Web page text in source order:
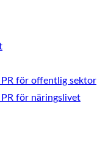
PR för offentlig sektor
PR för näringslivet